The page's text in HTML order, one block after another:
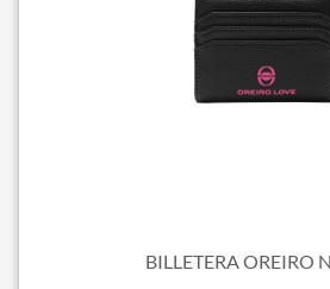
BILLETERA OREIRO